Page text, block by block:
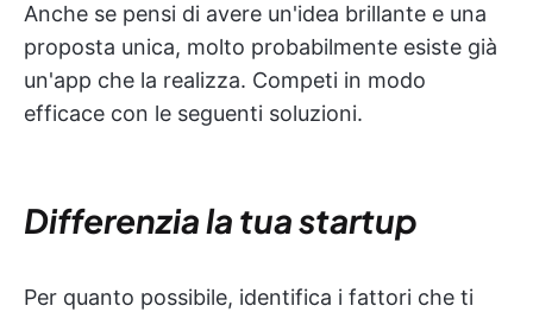
Anche se pensi di avere un'idea brillante e una
proposta unica, molto probabilmente esiste già
un'app che la realizza. Competi in modo
efficace con le seguenti soluzioni.
Differenzia la tua startup
Per quanto possibile, identifica i fattori che ti